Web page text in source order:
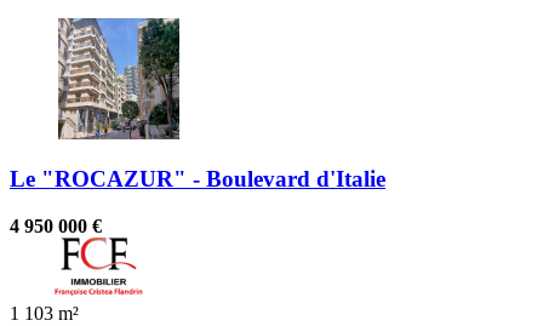
Le "ROCAZUR" - Boulevard d'Italie
4 950 000 €
1 103 m²